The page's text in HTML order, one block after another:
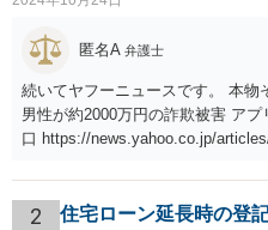
匿名A 弁護士
続いてヤフーニュースです。 本物
男性が約2000万円の詐欺被害 ア
口 https://news.yahoo.co.jp/
2
住宅ローン延長時の登